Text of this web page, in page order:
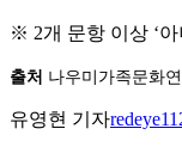
※ 2개 문항 이상 ‘
출처 나우미가족문화
유영현 기자